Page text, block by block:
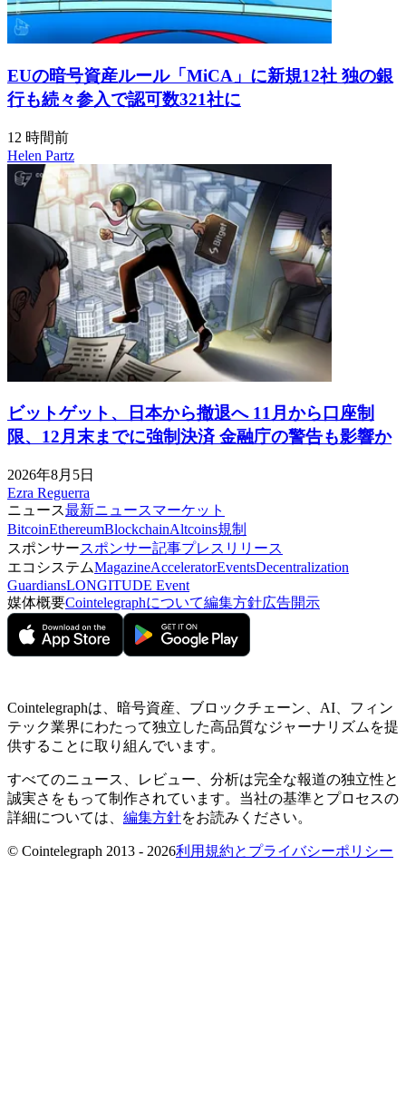
EUの暗号資産ルール「MiCA」に新規12社 独の銀
行も続々参入で認可数321社に
12 時間前
Helen Partz
ビットゲット、日本から撤退へ 11月から口座制
限、12月末までに強制決済 金融庁の警告も影響か
2026年8月5日
Ezra Reguerra
ニュース最新ニュースマーケット
BitcoinEthereumBlockchainAltcoins規制
スポンサースポンサー記事プレスリリース
エコシステムMagazineAcceleratorEventsDecentralization
GuardiansLONGITUDE Event
媒体概要Cointelegraphについて編集方針広告開示
Cointelegraphは、暗号資産、ブロックチェーン、AI、フィン
テック業界にわたって独立した高品質なジャーナリズムを提
供することに取り組んでいます。
すべてのニュース、レビュー、分析は完全な報道の独立性と
誠実さをもって制作されています。当社の基準とプロセスの
詳細については、 編集方針をお読みください。
© Cointelegraph 2013 - 2026利用規約とプライバシーポリシー